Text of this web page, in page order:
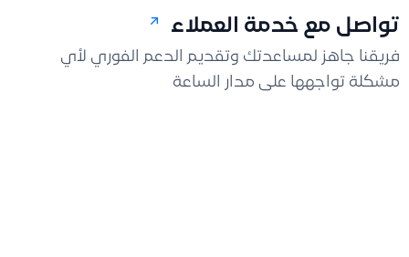
تواصل مع خدمة العملاء
فريقنا جاهز لمساعدتك وتقديم الدعم الفوري لأي
مشكلة تواجهها على مدار الساعة